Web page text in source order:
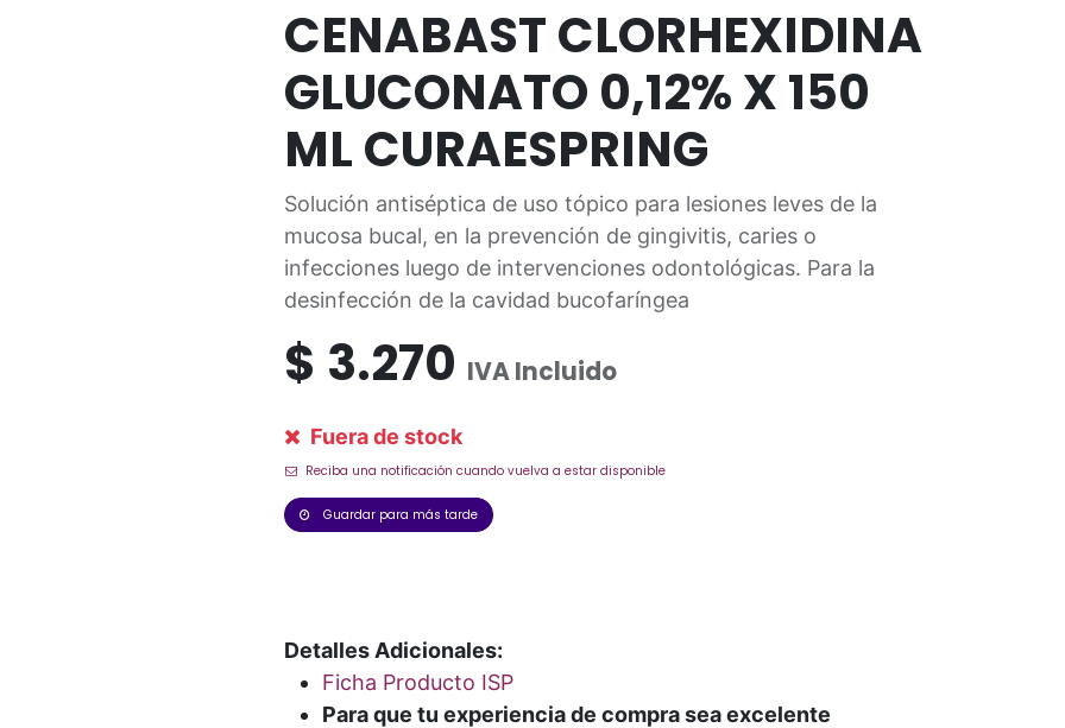
CENABAST CLORHEXIDINA
GLUCONATO 0,12% X 150
ML CURAESPRING
Solución antiséptica de uso tópico para lesiones leves de la
mucosa bucal, en la prevención de gingivitis, caries o
infecciones luego de intervenciones odontológicas. Para la
desinfección de la cavidad bucofaríngea
$ 3.270 IVA Incluido
Fuera de stock
Reciba una notificación cuando vuelva a estar disponible
Guardar para más tarde
Detalles Adicionales:
Ficha Producto ISP
Para que tu experiencia de compra sea excelente